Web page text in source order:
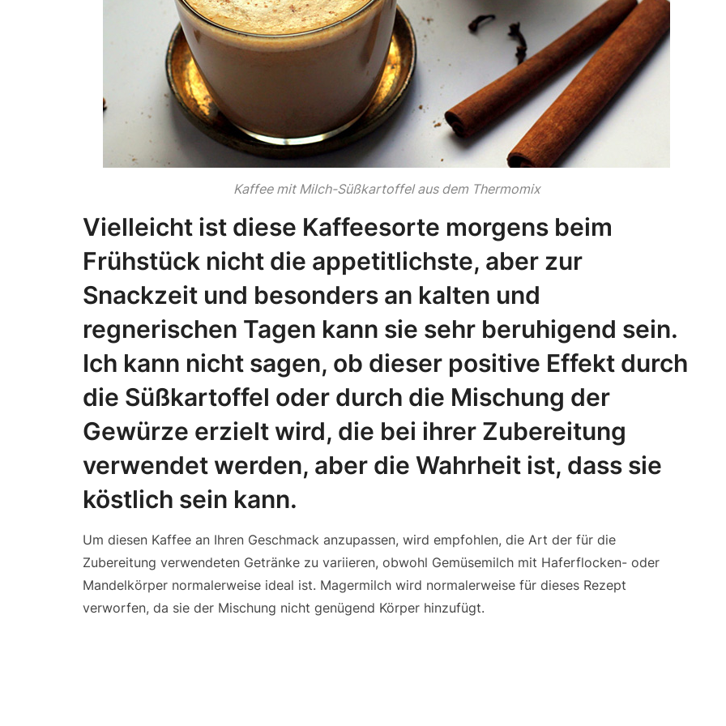
Kaffee mit Milch-Süßkartoffel aus dem Thermomix
Vielleicht ist diese Kaffeesorte morgens beim
Frühstück nicht die appetitlichste, aber zur
Snackzeit und besonders an kalten und
regnerischen Tagen kann sie sehr beruhigend sein.
Ich kann nicht sagen, ob dieser positive Effekt durch
die Süßkartoffel oder durch die Mischung der
Gewürze erzielt wird, die bei ihrer Zubereitung
verwendet werden, aber die Wahrheit ist, dass sie
köstlich sein kann.
Um diesen Kaffee an Ihren Geschmack anzupassen, wird empfohlen, die Art der für die
Zubereitung verwendeten Getränke zu variieren, obwohl Gemüsemilch mit Haferflocken- oder
Mandelkörper normalerweise ideal ist. Magermilch wird normalerweise für dieses Rezept
verworfen, da sie der Mischung nicht genügend Körper hinzufügt.